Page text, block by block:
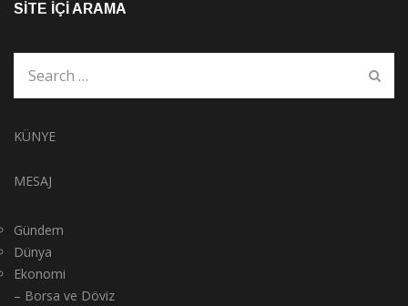
SITE İÇI ARAMA
KÜNYE
MESAJ
Gündem
Dünya
Ekonomi
– Borsa ve Döviz